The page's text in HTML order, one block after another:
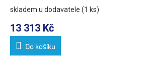
varianta, sklo Brick
skladem u dodavatele (1 ks)
13 313 Kč
Do košíku